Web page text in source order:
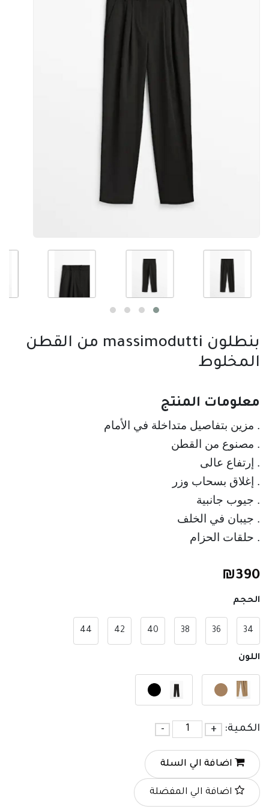
بنطلون massimodutti من القطن
المخلوط
معلومات المنتج
. حلقات الحزام
₪390
الحجم
34
36
38
40
42
44
اللون
الكمية: +
-
اضافة الي السلة
اضافة الي المفضلة